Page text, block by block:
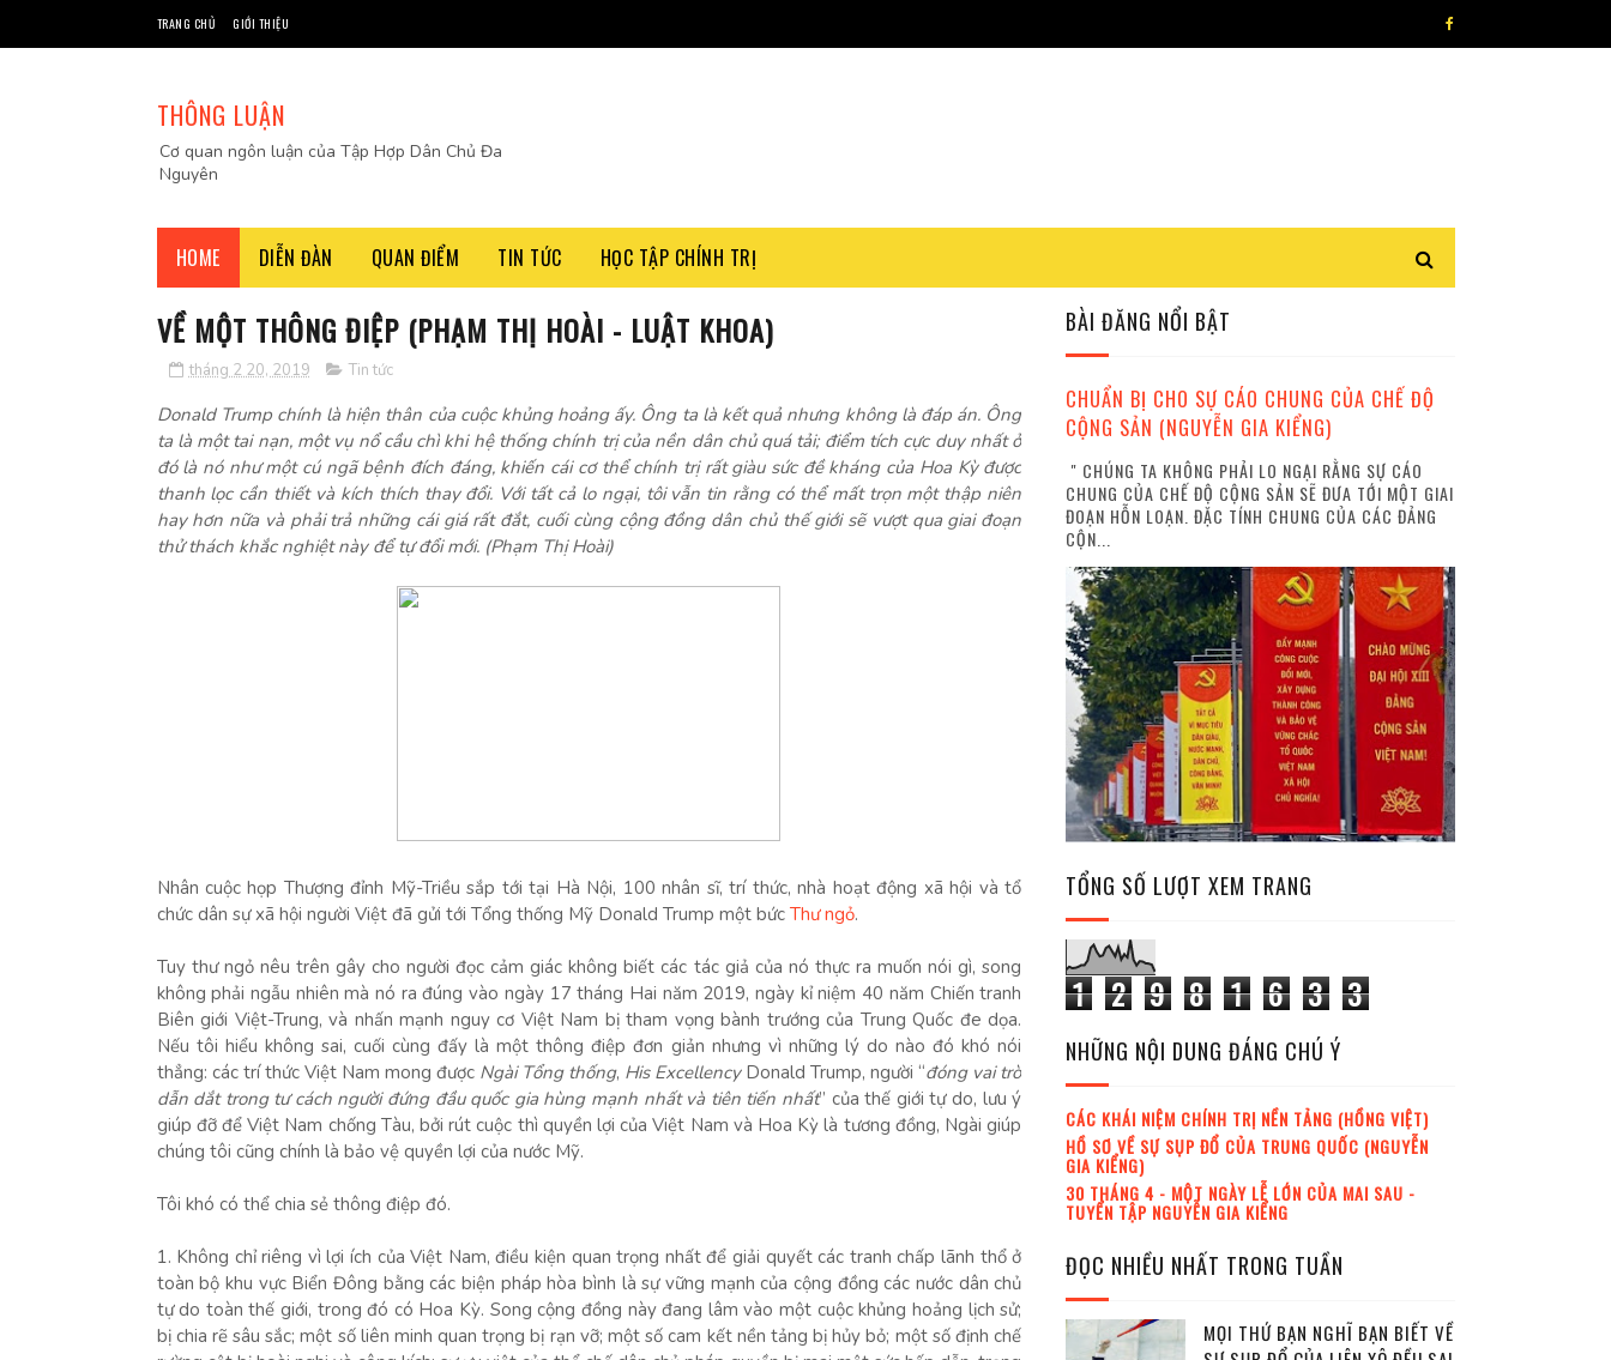
TRANG CHỦ GIỚI THIỆU
THÔNG LUẬN
Cơ quan ngôn luận của Tập Hợp Dân Chủ Đa
Nguyên
HOME DIỄN ĐÀN QUAN ĐIỂM TIN TỨC HỌC TẬP CHÍNH TRỊ
VỀ MỘT THÔNG ĐIỆP (PHẠM THỊ HOÀI - LUẬT KHOA)
tháng 2 20, 2019 Tin tức
Donald Trump chính là hiện thân của cuộc khủng hoảng ấy. Ông ta là kết quả nhưng không là đáp án. Ông
ta là một tai nạn, một vụ nổ cầu chì khi hệ thống chính trị của nền dân chủ quá tải; điểm tích cực duy nhất ở
đó là nó như một cú ngã bệnh đích đáng, khiến cái cơ thể chính trị rất giàu sức đề kháng của Hoa Kỳ được
thanh lọc cần thiết và kích thích thay đổi. Với tất cả lo ngại, tôi vẫn tin rằng có thể mất trọn một thập niên
hay hơn nữa và phải trả những cái giá rất đắt, cuối cùng cộng đồng dân chủ thế giới sẽ vượt qua giai đoạn
thử thách khắc nghiệt này để tự đổi mới. (Phạm Thị Hoài)
Nhân cuộc họp Thượng đỉnh Mỹ-Triều sắp tới tại Hà Nội, 100 nhân sĩ, trí thức, nhà hoạt động xã hội và tổ
chức dân sự xã hội người Việt đã gửi tới Tổng thống Mỹ Donald Trump một bức Thư ngỏ.
Tuy thư ngỏ nêu trên gây cho người đọc cảm giác không biết các tác giả của nó thực ra muốn nói gì, song
không phải ngẫu nhiên mà nó ra đúng vào ngày 17 tháng Hai năm 2019, ngày kỉ niệm 40 năm Chiến tranh
Biên giới Việt-Trung, và nhấn mạnh nguy cơ Việt Nam bị tham vọng bành trướng của Trung Quốc đe dọa.
Nếu tôi hiểu không sai, cuối cùng đấy là một thông điệp đơn giản nhưng vì những lý do nào đó khó nói
thẳng: các trí thức Việt Nam mong được Ngài Tổng thống, His ExcellencyDonald Trump, người “đóng vai trò
dẫn dắt trong tư cách người đứng đầu quốc gia hùng mạnh nhất và tiên tiến nhất” của thế giới tự do, lưu ý
giúp đỡ để Việt Nam chống Tàu, bởi rút cuộc thì quyền lợi của Việt Nam và Hoa Kỳ là tương đồng, Ngài giúp
chúng tôi cũng chính là bảo vệ quyền lợi của nước Mỹ.
Tôi khó có thể chia sẻ thông điệp đó.
1. Không chỉ riêng vì lợi ích của Việt Nam, điều kiện quan trọng nhất để giải quyết các tranh chấp lãnh thổ ở
toàn bộ khu vực Biển Đông bằng các biện pháp hòa bình là sự vững mạnh của cộng đồng các nước dân chủ
tự do toàn thế giới, trong đó có Hoa Kỳ. Song cộng đồng này đang lâm vào một cuộc khủng hoảng lịch sử;
bị chia rẽ sâu sắc; một số liên minh quan trọng bị rạn vỡ; một số cam kết nền tảng bị hủy bỏ; một số định chế
BÀI ĐĂNG NỔI BẬT
CHUẨN BỊ CHO SỰ CÁO CHUNG CỦA CHẾ ĐỘ
CỘNG SẢN (NGUYỄN GIA KIỂNG)
" CHÚNG TA KHÔNG PHẢI LO NGẠI RẰNG SỰ CÁO
CHUNG CỦA CHẾ ĐỘ CỘNG SẢN SẼ ĐƯA TỚI MỘT GIAI
ĐOẠN HỖN LOẠN. ĐẶC TÍNH CHUNG CỦA CÁC ĐẢNG
CỘN...
TỔNG SỐ LƯỢT XEM TRANG
1 2 9 8 1 6 3 3
NHỮNG NỘI DUNG ĐÁNG CHÚ Ý
CÁC KHÁI NIỆM CHÍNH TRỊ NỀN TẢNG (HỒNG VIỆT)
HỒ SƠ VỀ SỰ SỤP ĐỔ CỦA TRUNG QUỐC (NGUYỄN
GIA KIỂNG)
30 THÁNG 4 - MỘT NGÀY LỄ LỚN CỦA MAI SAU -
TUYỂN TẬP NGUYỄN GIA KIỂNG
ĐỌC NHIỀU NHẤT TRONG TUẦN
MỌI THỨ BẠN NGHĨ BẠN BIẾT VỀ